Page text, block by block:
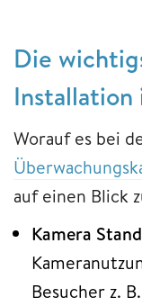
Die
Installation
Worauf es bei
auf einen Blick
Kamera
Besucher z.